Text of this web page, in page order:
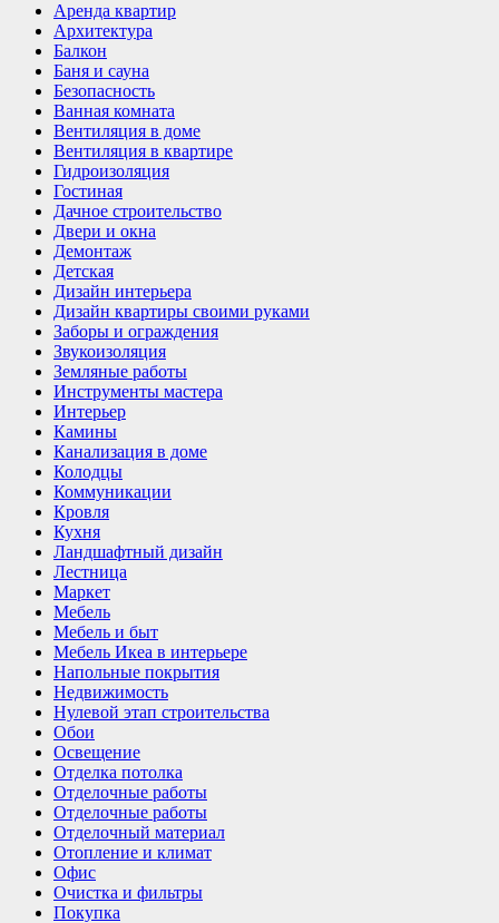
Аренда квартир
Архитектура
Балкон
Баня и сауна
Безопасность
Ванная комната
Вентиляция в доме
Вентиляция в квартире
Гидроизоляция
Гостиная
Дачное строительство
Двери и окна
Демонтаж
Детская
Дизайн интерьера
Дизайн квартиры своими руками
Заборы и ограждения
Звукоизоляция
Земляные работы
Инструменты мастера
Интерьер
Камины
Канализация в доме
Колодцы
Коммуникации
Кровля
Кухня
Ландшафтный дизайн
Лестница
Маркет
Мебель
Мебель и быт
Мебель Икеа в интерьере
Напольные покрытия
Недвижимость
Нулевой этап строительства
Обои
Освещение
Отделка потолка
Отделочные работы
Отделочные работы
Отделочный материал
Отопление и климат
Офис
Очистка и фильтры
Покупка